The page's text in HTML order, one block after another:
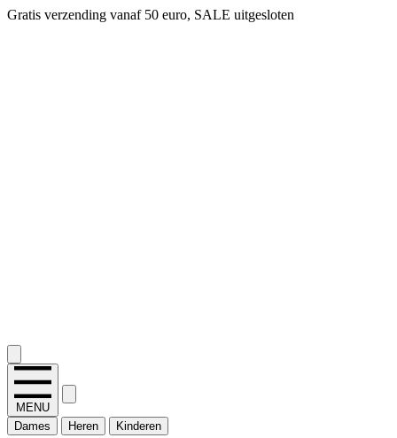
Gratis verzending vanaf 50 euro, SALE uitgesloten
MENU
Dames
Heren Kinderen